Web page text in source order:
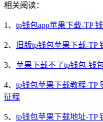
相关阅读：
1、 tp钱包app苹果下载-TP
2、 旧版tp钱包苹果下载-
3、 苹果下载不了tp钱包-钱
4、 tp钱包苹果下载教程-TP
征程
5、 tp钱包苹果下载地址-TP